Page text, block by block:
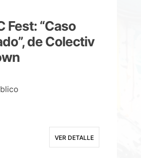
Fest: “Caso
de Colectiv
VER DETALLE